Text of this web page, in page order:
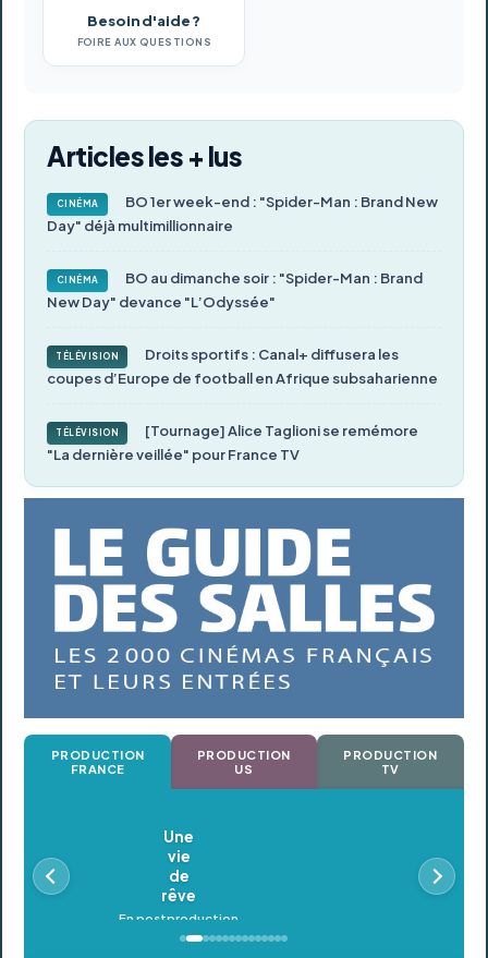
Besoin d'aide ?
FOIRE AUX QUESTIONS
Articles les + lus
CINÉMA
BO 1er week-end : "Spider-Man : Brand New
Day" déjà multimillionnaire
CINÉMA
BO au dimanche soir : "Spider-Man : Brand
New Day" devance "L’Odyssée"
TÉLÉVISION
Droits sportifs : Canal+ diffusera les
coupes d’Europe de football en Afrique subsaharienne
TÉLÉVISION
[Tournage] Alice Taglioni se remémore
"La dernière veillée" pour France TV
PRODUCTION
FRANCE
PRODUCTION
US
PRODUCTION
TV
Oldeupe
En postproduction